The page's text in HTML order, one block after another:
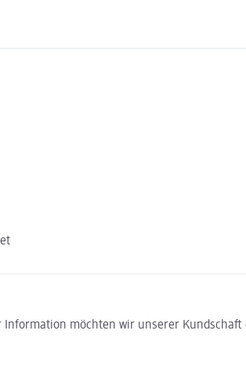
möchten wir unserer